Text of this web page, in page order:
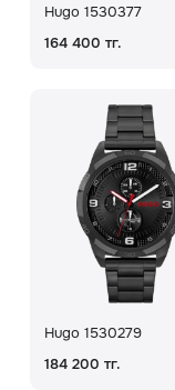
Hugo 1530377
164 400 тг.
Hugo 1530279
184 200 тг.